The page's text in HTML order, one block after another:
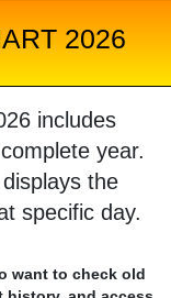
2026
includes
year.
the
specific day.
want to check old